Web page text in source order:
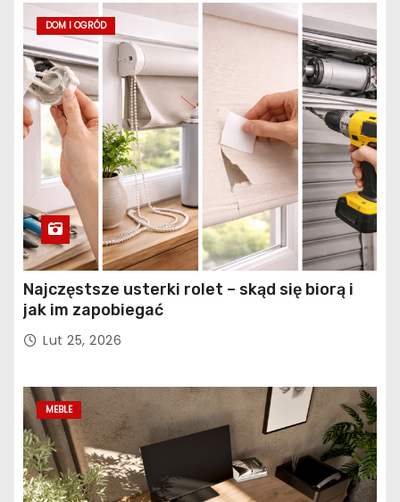
DOM I OGRÓD
Najczęstsze usterki rolet – skąd się biorą i
jak im zapobiegać
Lut 25, 2026
MEBLE